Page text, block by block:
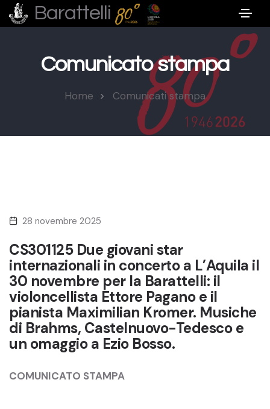
Barattelli
Comunicato stampa
Home Comunicati stampa
28 novembre 2025
CS301125 Due giovani star
internazionali in concerto a L’Aquila il
30 novembre per la Barattelli: il
violoncellista Ettore Pagano e il
pianista Maximilian Kromer. Musiche
di Brahms, Castelnuovo-Tedesco e
un omaggio a Ezio Bosso.
COMUNICATO STAMPA